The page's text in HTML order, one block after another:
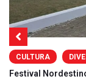
CULTURA
Festival